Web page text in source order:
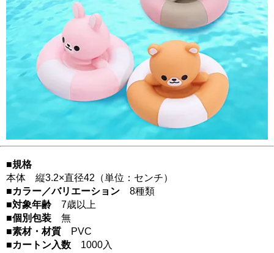
■規格
本体 縦3.2×直径42（単位：センチ）
■カラー／バリエーション 8種類
■対象年齢 7歳以上
■個別包装 無
■素材・材質 PVC
■カートン入数 1000入